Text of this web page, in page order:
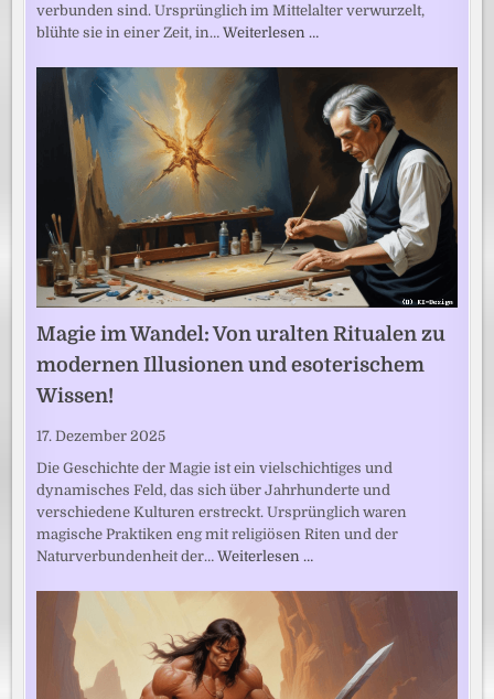
verbunden sind. Ursprünglich im Mittelalter verwurzelt,
blühte sie in einer Zeit, in…Weiterlesen …
Magie im Wandel: Von uralten Ritualen zu
modernen Illusionen und esoterischem
Wissen!
17. Dezember 2025
Die Geschichte der Magie ist ein vielschichtiges und
dynamisches Feld, das sich über Jahrhunderte und
verschiedene Kulturen erstreckt. Ursprünglich waren
magische Praktiken eng mit religiösen Riten und der
Naturverbundenheit der…Weiterlesen …